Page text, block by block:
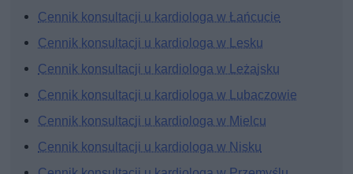
Cennik konsultacji u kardiologa w Łańcucie
Cennik konsultacji u kardiologa w Lesku
Cennik konsultacji u kardiologa w Leżajsku
Cennik konsultacji u kardiologa w Lubaczowie
Cennik konsultacji u kardiologa w Mielcu
Cennik konsultacji u kardiologa w Nisku